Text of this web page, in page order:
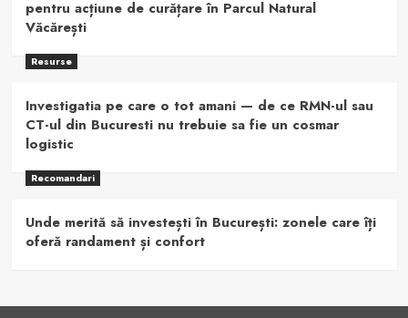
pentru acțiune de curățare în Parcul Natural
Văcărești
Resurse
Investigatia pe care o tot amani — de ce RMN-ul sau
CT-ul din Bucuresti nu trebuie sa fie un cosmar
logistic
Recomandari
Unde merită să investești în București: zonele care îți
oferă randament și confort